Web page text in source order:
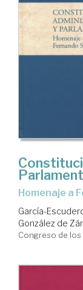
Homenaje a
García-
González de
Congreso de